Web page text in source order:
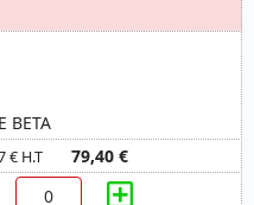
BETA
€ H.T 79,40 €